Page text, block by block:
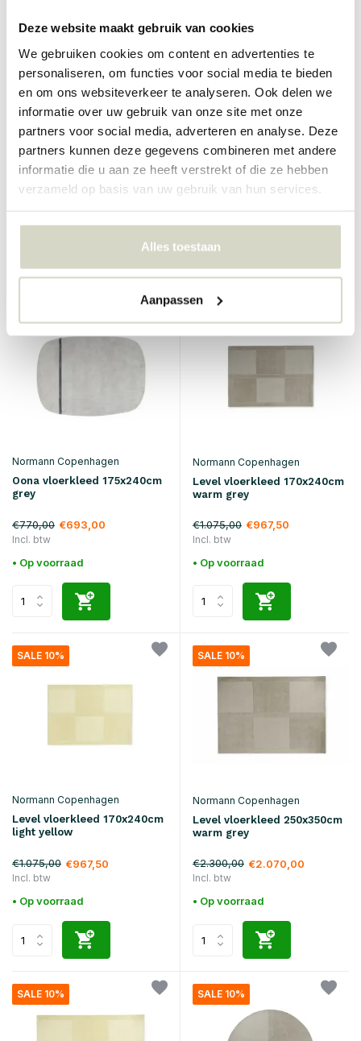
Deze website maakt gebruik van cookies
We gebruiken cookies om content en advertenties te
personaliseren, om functies voor social media te bieden
en om ons websiteverkeer te analyseren. Ook delen we
informatie over uw gebruik van onze site met onze
partners voor social media, adverteren en analyse. Deze
partners kunnen deze gegevens combineren met andere
informatie die u aan ze heeft verstrekt of die ze hebben
verzameld op basis van uw gebruik van hun services.
Alles toestaan
Aanpassen
Oona vloerkleed 175x240cm
rose
€770,00 €693,00
• Op voorraad
mint
€770,00 €693,00
• Op voorraad
Normann Copenhagen
Oona vloerkleed 175x240cm
grey
€770,00 €693,00
Incl. btw
• Op voorraad
Normann Copenhagen
Level vloerkleed 170x240cm
warm grey
€1.075,00 €967,50
Incl. btw
• Op voorraad
SALE 10%
Normann Copenhagen
Level vloerkleed 170x240cm
light yellow
€1.075,00 €967,50
Incl. btw
• Op voorraad
SALE 10%
Normann Copenhagen
Level vloerkleed 250x350cm
warm grey
€2.300,00 €2.070,00
Incl. btw
• Op voorraad
SALE 10% SALE 10%